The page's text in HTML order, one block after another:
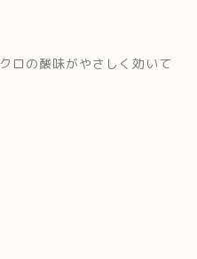
の酸味がやさしく効いて